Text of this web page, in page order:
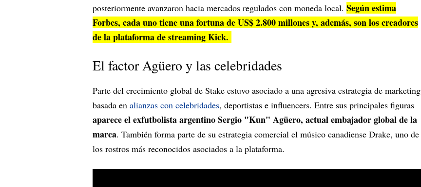
posteriormente avanzaron hacia mercados regulados con moneda local. Según estima
Forbes, cada uno tiene una fortuna de US$ 2.800 millones y, además, son los creadores
de la plataforma de streaming Kick.
El factor Agüero y las celebridades
Parte del crecimiento global de Stake estuvo asociado a una agresiva estrategia de marketing
basada en alianzas con celebridades, deportistas e influencers. Entre sus principales figuras
aparece el exfutbolista argentino Sergio "Kun" Agüero, actual embajador global de la
marca. También forma parte de su estrategia comercial el músico canadiense Drake, uno de
los rostros más reconocidos asociados a la plataforma.